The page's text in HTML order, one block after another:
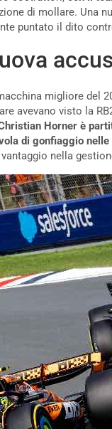
di mollare. Una
puntato il dito
migliore del
avevano visto la
Horner è
di gonfiaggio
nella